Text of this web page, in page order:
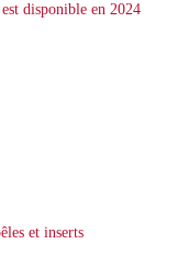
disponible en 2024
et inserts